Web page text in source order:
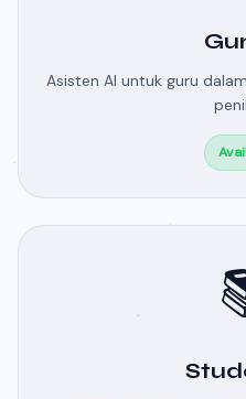
Asisten AI untuk guru